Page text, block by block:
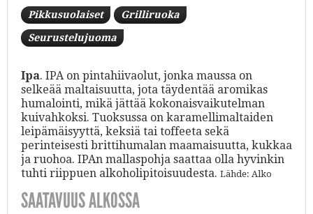
Pikkusuolaiset Grilliruoka
Seurustelujuoma
Ipa. IPA on pintahiivaolut, jonka maussa on
selkeää maltaisuutta, jota täydentää aromikas
humalointi, mikä jättää kokonaisvaikutelman
kuivahkoksi. Tuoksussa on karamellimaltaiden
leipämäisyyttä, keksiä tai toffeeta sekä
perinteisesti brittihumalan maamaisuutta, kukkaa
ja ruohoa. IPAn mallaspohja saattaa olla hyvinkin
tuhti riippuen alkoholipitoisuudesta. Lähde: Alko
SAATAVUUS ALKOSSA